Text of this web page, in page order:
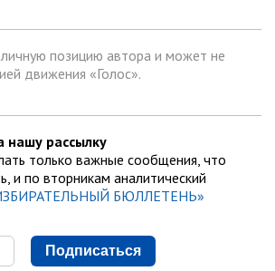
позицию автора и может не
движения «Голос».
нашу рассылку
только важные сообщения, что
и по вторникам аналитический
БЮЛЛЕТЕНЬ»
Подписаться